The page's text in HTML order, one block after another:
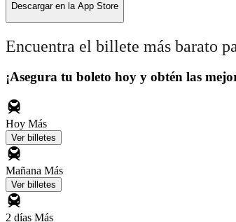
Descargar en la App Store
Encuentra el billete más barato
¡Asegura tu boleto hoy y obtén las
Hoy Más
Ver billetes
Mañana Más
Ver billetes
2 días Más